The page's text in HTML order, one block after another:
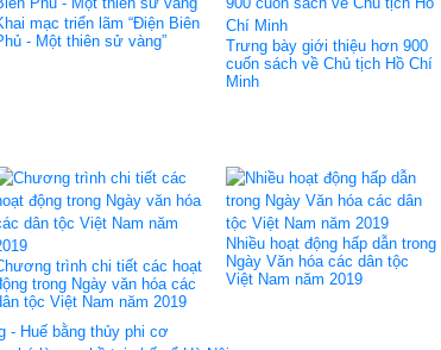
mạc triển lãm “Điện Biên
- Một thiên sử vàng”
Trưng bày giới thiệu hơn 900
cuốn sách về Chủ tịch Hồ Chí
Minh
trình chi tiết các hoạt
trong Ngày văn hóa các
tộc Việt Nam năm 2019
Nhiều hoạt động hấp dẫn trong
Ngày Văn hóa các dân tộc
Việt Nam năm 2019
- Huế bằng thủy phi cơ